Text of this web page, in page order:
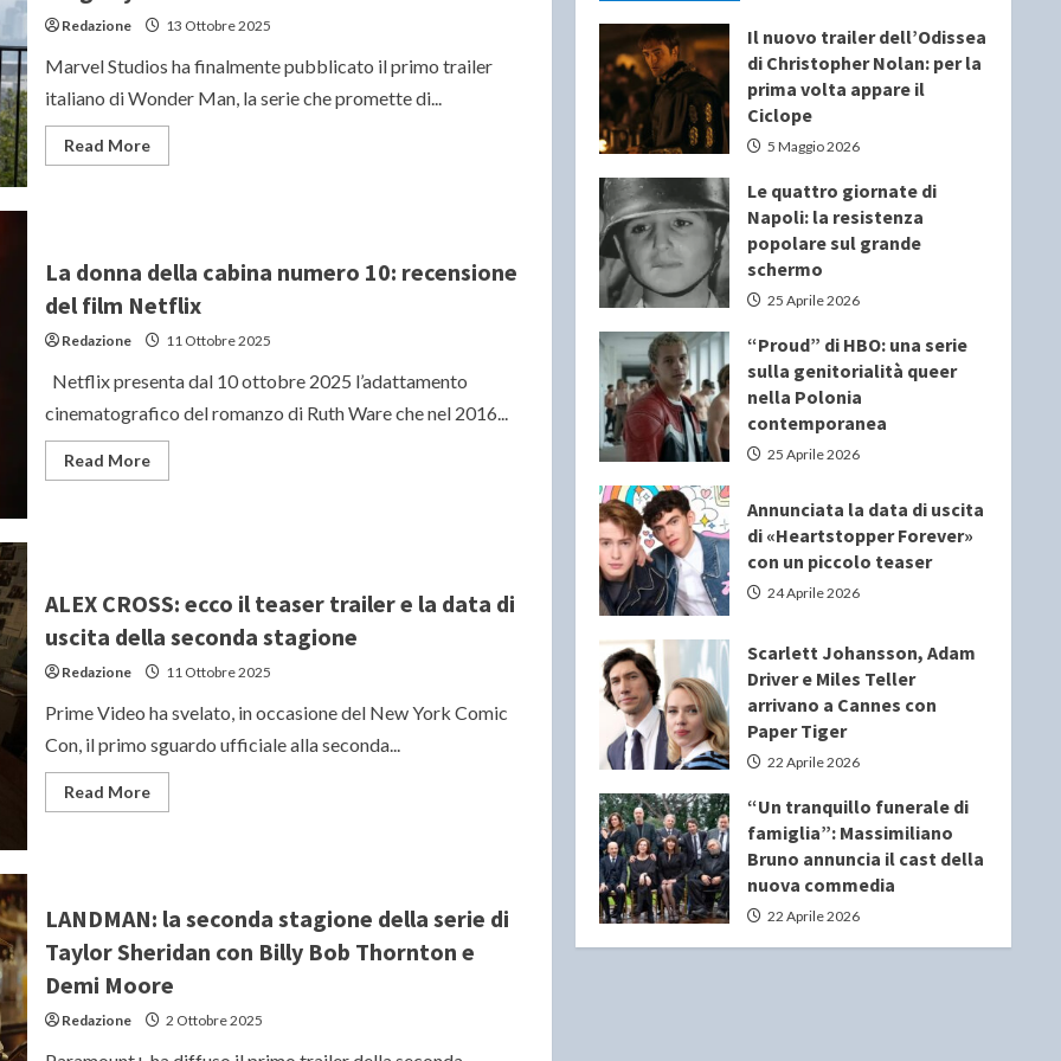
Redazione 13 Ottobre 2025
Marvel Studios ha finalmente pubblicato il primo trailer
italiano di Wonder Man, la serie che promette di...
Read MoreRead
more
WONDER
MAN:
nuova
Marvel
Yahya
Abdul-
Mateen
II
e
Ben
Kingsley
La donna della cabina numero 10: recensione
del film Netflix
Redazione 11 Ottobre 2025
Netflix presenta dal 10 ottobre 2025 l’adattamento
cinematografico del romanzo di Ruth Ware che nel 2016...
Read MoreRead
more
recensione
del
film
ALEX CROSS: ecco il teaser trailer e la data di
uscita della seconda stagione
Redazione 11 Ottobre 2025
Prime Video ha svelato, in occasione del New York Comic
Con, il primo sguardo ufficiale alla seconda...
Read MoreRead
more
teaser
trailer
la
di
della
stagione
LANDMAN: la seconda stagione della serie di
Taylor Sheridan con Billy Bob Thornton e
Demi Moore
Redazione 2 Ottobre 2025
Il nuovo trailer dell’Odissea
di Christopher Nolan: per la
prima volta appare il
Ciclope
5 Maggio 2026
Le quattro giornate di
Napoli: la resistenza
popolare sul grande
schermo
25 Aprile 2026
“Proud” di HBO: una serie
sulla genitorialità queer
nella Polonia
contemporanea
25 Aprile 2026
Annunciata la data di uscita
di «Heartstopper Forever»
con un piccolo teaser
24 Aprile 2026
Scarlett Johansson, Adam
Driver e Miles Teller
arrivano a Cannes con
Paper Tiger
22 Aprile 2026
“Un tranquillo funerale di
famiglia”: Massimiliano
Bruno annuncia il cast della
nuova commedia
22 Aprile 2026